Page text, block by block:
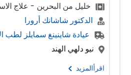
خليل من البحرين - علاج
الدكتور شاشانك أرورا
عيادة شاينينغ سمايلز لطب
نيو دلهي الهند
اقرأالمزيد